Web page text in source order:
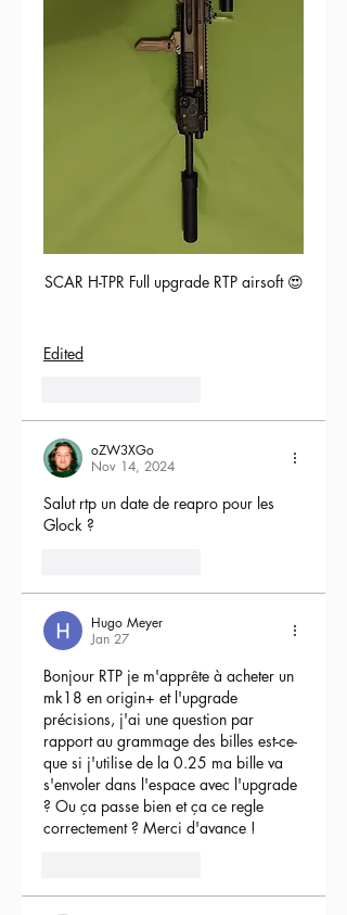
SCAR H-TPR Full upgrade RTP airsoft 😍
Edited
oZW3XGo
Nov 14, 2024
Salut rtp un date de reapro pour les
Glock ?
Hugo Meyer
Jan 27
Bonjour RTP je m'apprête à acheter un
mk18 en origin+ et l'upgrade
précisions, j'ai une question par
rapport au grammage des billes est-ce-
que si j'utilise de la 0.25 ma bille va
s'envoler dans l'espace avec l'upgrade
? Ou ça passe bien et ça ce regle
correctement ? Merci d'avance !